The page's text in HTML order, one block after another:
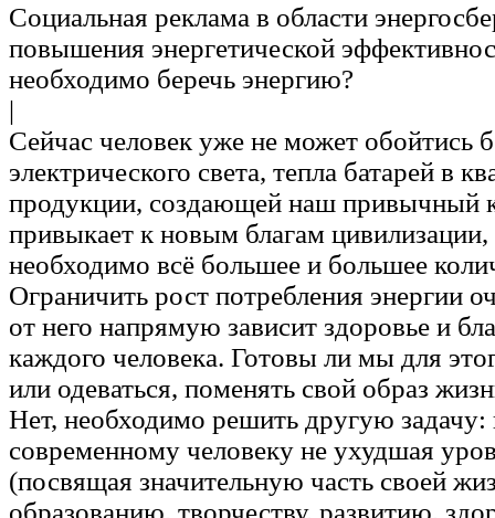
Социальная реклама в области
повышения энергетической
необходимо беречь энергию?
|
Сейчас человек уже не может обойтись
электрического света, тепла батарей в
продукции, создающей наш привычный
привыкает к новым благам
необходимо всё большее и большее
Ограничить рост потребления энергии
от него напрямую зависит здоровье и
каждого человека. Готовы ли мы для
или одеваться, поменять свой образ
Нет, необходимо решить другую задачу:
современному человеку не ухудшая
(посвящая значительную часть своей
образованию, творчеству, развитию,